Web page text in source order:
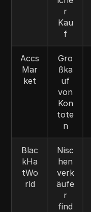
r
Kau
f
Accs
Mar
ket
Gro
ßka
uf
von
Kon
tote
n
Blac
kHa
tWo
rld
Nisc
hen
verk
äufe
r
find